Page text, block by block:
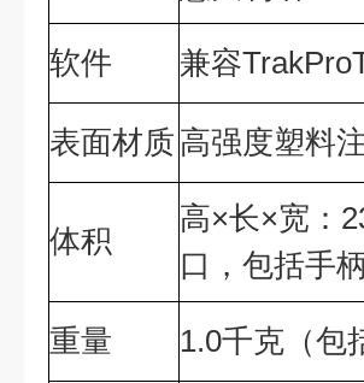
软件 兼容
表面材质 高强度塑料
体积
高×长×宽：
口，包括手柄
重量 1.0千克（包